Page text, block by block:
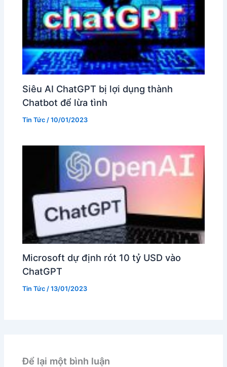
Siêu AI ChatGPT bị lợi dụng thành
Chatbot để lừa tình
Tin Tức /10/01/2023
Microsoft dự định rót 10 tỷ USD vào
ChatGPT
Tin Tức /13/01/2023
Để lại một bình luận